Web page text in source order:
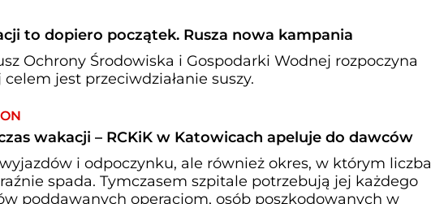
to dopiero początek. Rusza nowa kampania
Ochrony Środowiska i Gospodarki Wodnej rozpoczyna
jest przeciwdziałanie suszy.
wakacji – RCKiK w Katowicach apeluje do dawców
i odpoczynku, ale również okres, w którym liczba
spada. Tymczasem szpitale potrzebują jej każdego
poddawanych operacjom, osób poszkodowanych w